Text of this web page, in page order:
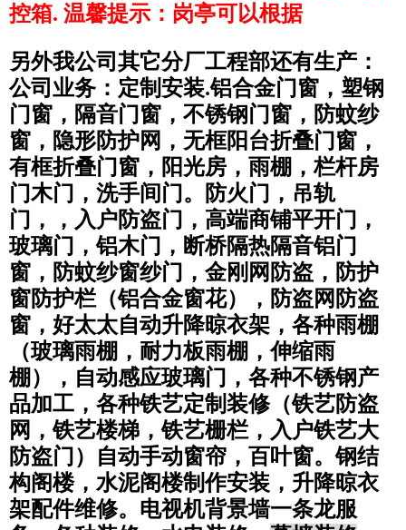
控箱. 温馨提示：岗亭可以根据
另外我公司其它分厂工程部还有生产：
公司业务：定制安装.铝合金门窗，塑钢
门窗，隔音门窗，不锈钢门窗，防蚊纱
窗，隐形防护网，无框阳台折叠门窗，
有框折叠门窗，阳光房，雨棚，栏杆房
门木门，洗手间门。防火门，吊轨
门，，入户防盗门，高端商铺平开门，
玻璃门，铝木门，断桥隔热隔音铝门
窗，防蚊纱窗纱门，金刚网防盗，防护
窗防护栏（铝合金窗花），防盗网防盗
窗，好太太自动升降晾衣架，各种雨棚
（玻璃雨棚，耐力板雨棚，伸缩雨
棚），自动感应玻璃门，各种不锈钢产
品加工，各种铁艺定制装修（铁艺防盗
网，铁艺楼梯，铁艺栅栏，入户铁艺大
防盗门）自动手动窗帘，百叶窗。钢结
构阁楼，水泥阁楼制作安装，升降晾衣
架配件维修。电视机背景墙一条龙服